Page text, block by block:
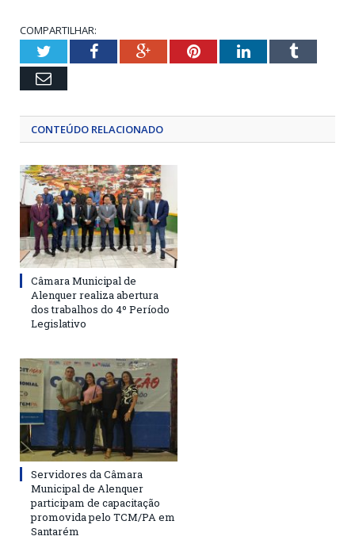
COMPARTILHAR:
TwitterFacebookGoogle+PinterestLinkedInTumblr
Email
CONTEÚDO RELACIONADO
Câmara Municipal de
Alenquer realiza abertura
dos trabalhos do 4º Período
Legislativo
Servidores da Câmara
Municipal de Alenquer
participam de capacitação
promovida pelo TCM/PA em
Santarém